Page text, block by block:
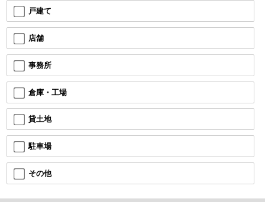
戸建て
店舗
事務所
倉庫・工場
貸土地
駐車場
その他